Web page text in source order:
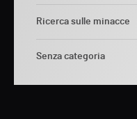
Ricerca sulle minacce
Senza categoria